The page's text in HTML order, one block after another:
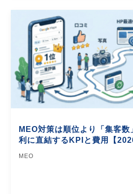
MEO対策は順位より「集客数
利に直結するKPIと費用【
MEO